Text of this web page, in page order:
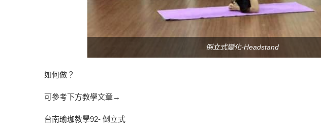
倒立式變化-Headstand
如何做？
可參考下方教學文章→
台南瑜珈教學92- 倒立式